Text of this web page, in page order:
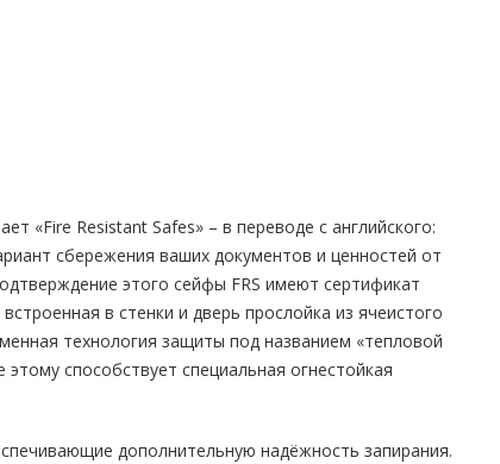
«Fire Resistant Safes» – в переводе с английского:
сбережения ваших документов и ценностей от
этого сейфы FRS имеют сертификат
в стенки и дверь прослойка из ячеистого
технология защиты под названием «тепловой
способствует специальная огнестойкая
дополнительную надёжность запирания.